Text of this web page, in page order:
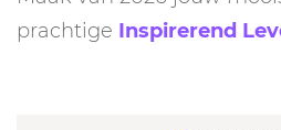
prachtige Inspirerend